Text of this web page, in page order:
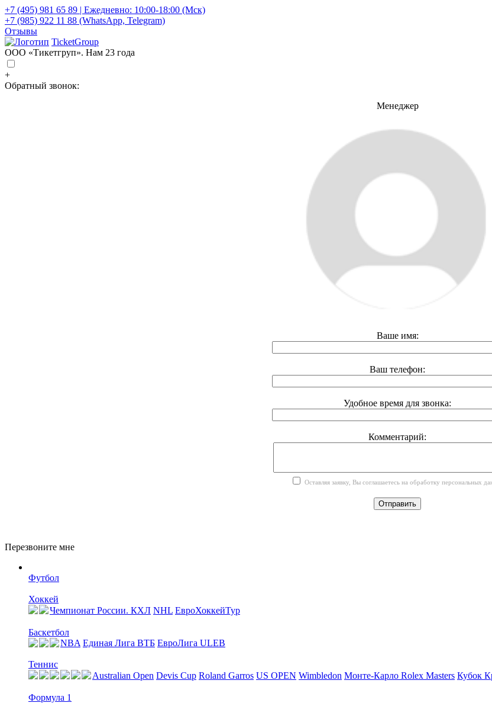
+7 (495) 981 65 89 | Ежедневно: 10:00-18:00 (Мск)
+7 (985) 922 11 88 (WhatsApp, Telegram)
Отзывы
TicketGroup
ООО «Тикетгруп». Нам 23 года
+
Обратный звонок:
Менеджер
Ваше имя:
Ваш телефон:
Удобное время для звонка:
Комментарий:
Оставляя заявку, Вы соглашаетесь на обработку персональных
Отправить
Перезвоните мне
Футбол
Хоккей
Чемпионат России. КХЛ NHL ЕвроХоккейТур
Баскетбол
NBA Единая Лига ВТБ EвроЛига ULEB
Теннис
Australian Open Devis Cup Roland Garros US OPEN Wimbledon Монте-Карло Rolex Masters Кубок
Формула 1